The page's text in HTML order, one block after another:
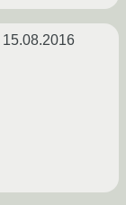
15.08.2016